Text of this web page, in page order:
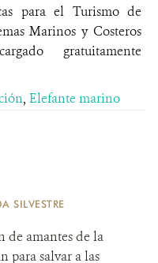
para el Turismo de
Marinos y Costeros
gratuitamente
, Elefante marino
SILVESTRE
de amantes de la
para salvar a las